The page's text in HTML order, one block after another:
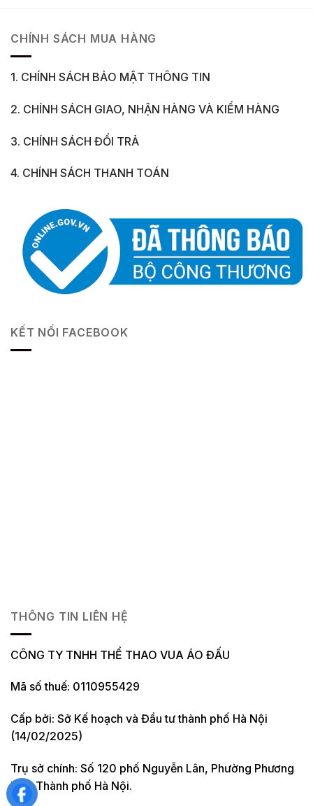
CHÍNH SÁCH MUA HÀNG
1. CHÍNH SÁCH BẢO MẬT THÔNG TIN
2. CHÍNH SÁCH GIAO, NHẬN HÀNG VÀ KIỂM HÀNG
3. CHÍNH SÁCH ĐỔI TRẢ
4. CHÍNH SÁCH THANH TOÁN
KẾT NỐI FACEBOOK
THÔNG TIN LIÊN HỆ
CÔNG TY TNHH THỂ THAO VUA ÁO ĐẤU
Mã số thuế: 0110955429
Cấp bởi: Sở Kế hoạch và Đầu tư thành phố Hà Nội
(14/02/2025)
Trụ sở chính: Số 120 phố Nguyễn Lân, Phường Phương
Liệt, Thành phố Hà Nội.